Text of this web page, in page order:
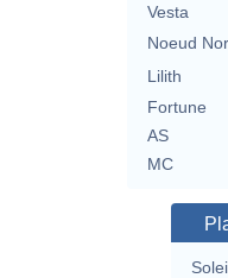
Vesta
Noeud
Lilith
Fortune
AS
MC